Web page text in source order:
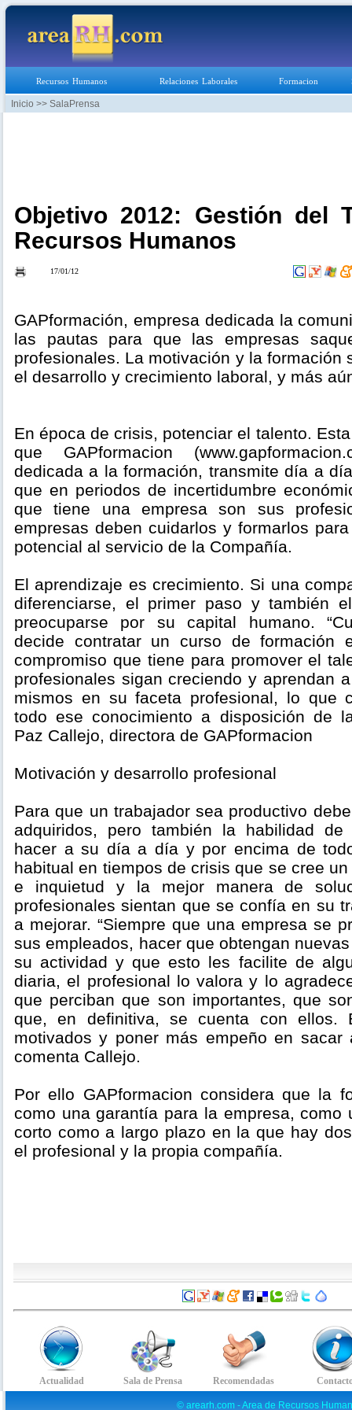
Recursos Humanos Relaciones Laborales Formacion
Inicio >> SalaPrensa
Objetivo 2012: Gestión del
Recursos Humanos
17/01/12
GAPformación, empresa dedicada la
las pautas para que las empresas
profesionales. La motivación y la formación
el desarrollo y crecimiento laboral, y más
En época de crisis, potenciar el talento.
que GAPformacion
dedicada a la formación, transmite día a
que en periodos de incertidumbre
que tiene una empresa son sus
empresas deben cuidarlos y formarlos
potencial al servicio de la Compañía.
El aprendizaje es crecimiento. Si una
diferenciarse, el primer paso y también
preocuparse por su capital humano.
decide contratar un curso de formación
compromiso que tiene para promover el
profesionales sigan creciendo y aprendan
mismos en su faceta profesional, lo que
todo ese conocimiento a disposición de
Paz Callejo, directora de GAPformacion
Motivación y desarrollo profesional
Para que un trabajador sea productivo
adquiridos, pero también la habilidad
hacer a su día a día y por encima de
habitual en tiempos de crisis que se cree
e inquietud y la mejor manera de
profesionales sientan que se confía en su
a mejorar. “Siempre que una empresa se
sus empleados, hacer que obtengan
su actividad y que esto les facilite de
diaria, el profesional lo valora y lo
que perciban que son importantes, que
que, en definitiva, se cuenta con ellos.
motivados y poner más empeño en sacar
comenta Callejo.
Por ello GAPformacion considera que la
como una garantía para la empresa, como
corto como a largo plazo en la que hay
el profesional y la propia compañía.
© arearh.com - Area de Recursos